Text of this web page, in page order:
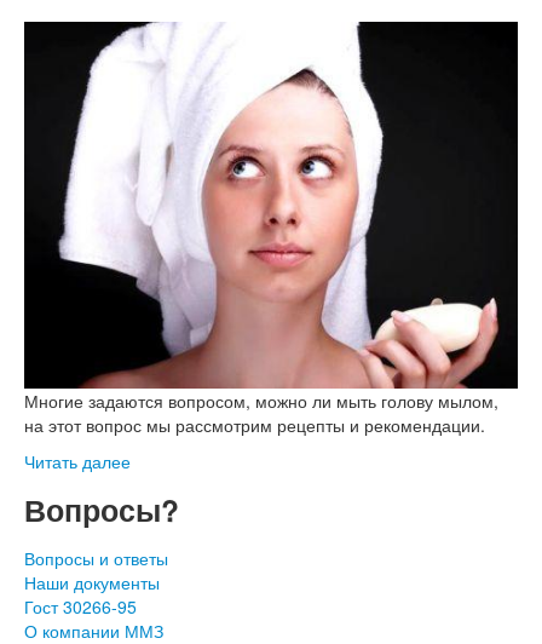
Многие задаются вопросом, можно ли мыть голову мылом,
на этот вопрос мы рассмотрим рецепты и рекомендации.
Читать далее
Вопросы?
Вопросы и ответы
Наши документы
Гост 30266-95
О компании ММЗ